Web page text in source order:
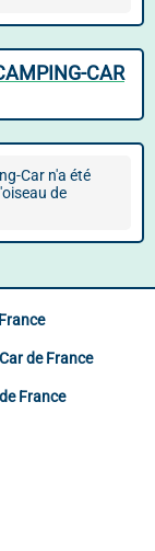
CAR
Car n'a été
de
de France
France